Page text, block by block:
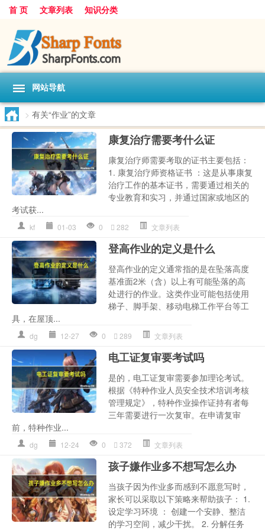
首 页 文章列表 知识分类
网站导航
> 有关“作业”的文章
康复治疗需要考什么证
康复治疗师需要考取的证书主要包括：
1. 康复治疗师资格证书 ：这是从事康复
治疗工作的基本证书，需要通过相关的
专业教育和实习，并通过国家或地区的
考试获...
kf 01-03 0 282 文章列表
登高作业的定义是什么
登高作业的定义通常指的是在坠落高度
基准面2米（含）以上有可能坠落的高
处进行的作业。这类作业可能包括使用
梯子、脚手架、移动电梯工作平台等工
具，在屋顶...
dg 12-27 0 289 文章列表
电工证复审要考试吗
是的，电工证复审需要参加理论考试。
根据《特种作业人员安全技术培训考核
管理规定》，特种作业操作证持有者每
三年需要进行一次复审。在申请复审
前，特种作业...
dg 12-24 0 372 文章列表
孩子嫌作业多不想写怎么办
当孩子因为作业多而感到不愿意写时，
家长可以采取以下策略来帮助孩子： 1.
设定学习环境 ： 创建一个安静、整洁
的学习空间，减少干扰。 2. 分解任务